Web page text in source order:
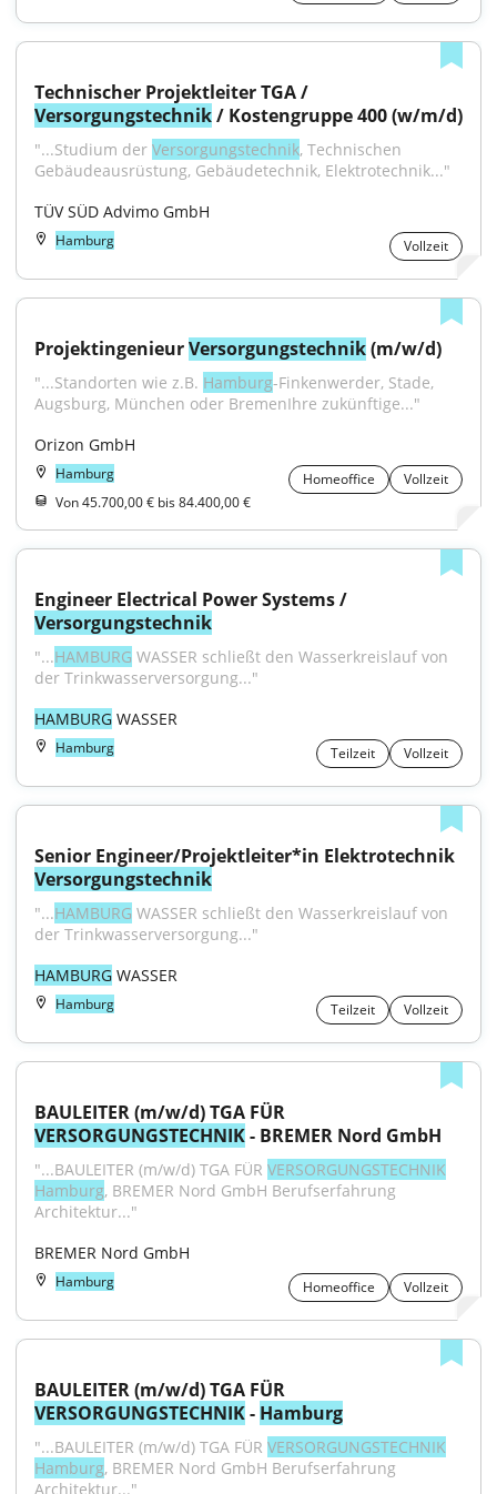
Versorgungstechnik / Kostengruppe 400 (w/m/d)
"...Studium der Versorgungstechnik, Technischen
Gebäudeausrüstung, Gebäudetechnik, Elektrotechnik..."
TÜV SÜD Advimo GmbH
Hamburg Vollzeit
Projektingenieur Versorgungstechnik (m/w/d)
"...Standorten wie z.B. Hamburg-Finkenwerder, Stade,
Augsburg, München oder BremenIhre zukünftige..."
Orizon GmbH
Hamburg Homeoffice
Vollzeit
Von 45.700,00 € bis 84.400,00 €
Versorgungstechnik
"...HAMBURG WASSER schließt den Wasserkreislauf von
der Trinkwasserversorgung..."
HAMBURG WASSER
Hamburg Teilzeit Vollzeit
Versorgungstechnik
"...HAMBURG WASSER schließt den Wasserkreislauf von
der Trinkwasserversorgung..."
HAMBURG WASSER
Hamburg Teilzeit Vollzeit
VERSORGUNGSTECHNIK - BREMER Nord GmbH
"...BAULEITER (m/w/d) TGA FÜR VERSORGUNGSTECHNIK
Hamburg, BREMER Nord GmbH Berufserfahrung
Architektur..."
BREMER Nord GmbH
Hamburg Homeoffice Vollzeit
VERSORGUNGSTECHNIK - Hamburg
"...BAULEITER (m/w/d) TGA FÜR VERSORGUNGSTECHNIK
Hamburg, BREMER Nord GmbH Berufserfahrung
Architektur..."